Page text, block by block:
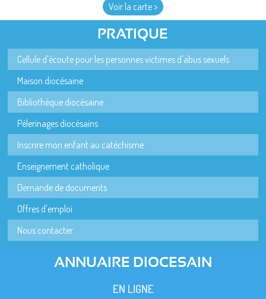
Voir la carte >
PRATIQUE
Cellule d'écoute pour les personnes victimes d'abus sexuels
Maison diocésaine
Bibliothèque diocésaine
Pèlerinages diocésains
Inscrire mon enfant au catéchisme
Enseignement catholique
Demande de documents
Offres d'emploi
Nous contacter
ANNUAIRE DIOCESAIN
EN LIGNE